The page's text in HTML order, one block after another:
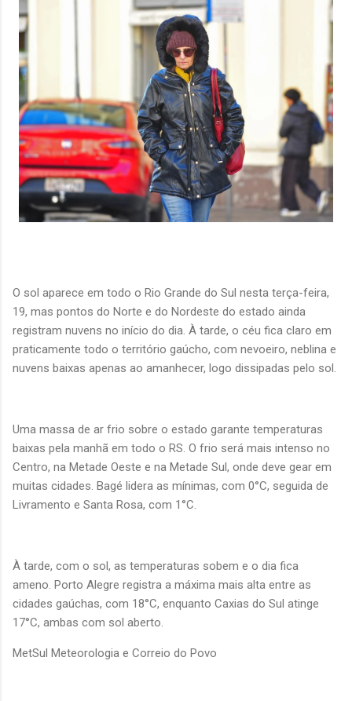
O sol aparece em todo o Rio Grande do Sul nesta terça-feira,
19, mas pontos do Norte e do Nordeste do estado ainda
registram nuvens no início do dia. À tarde, o céu fica claro em
praticamente todo o território gaúcho, com nevoeiro, neblina e
nuvens baixas apenas ao amanhecer, logo dissipadas pelo sol.
Uma massa de ar frio sobre o estado garante temperaturas
baixas pela manhã em todo o RS. O frio será mais intenso no
Centro, na Metade Oeste e na Metade Sul, onde deve gear em
muitas cidades. Bagé lidera as mínimas, com 0°C, seguida de
Livramento e Santa Rosa, com 1°C.
À tarde, com o sol, as temperaturas sobem e o dia fica
ameno. Porto Alegre registra a máxima mais alta entre as
cidades gaúchas, com 18°C, enquanto Caxias do Sul atinge
17°C, ambas com sol aberto.
MetSul Meteorologia e Correio do Povo